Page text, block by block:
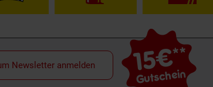
15€**
Gutschein
Newsletter anmelden